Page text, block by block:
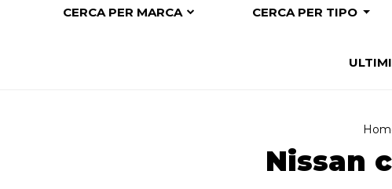
CERCA PER MARCA CERCA PER TIPO
Nissan